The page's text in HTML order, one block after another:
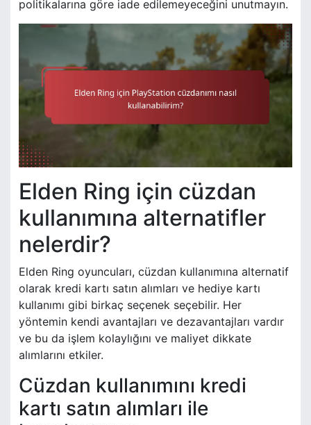
politikalarına göre iade edilemeyeceğini unutmayın.
Elden Ring için cüzdan
kullanımına alternatifler
nelerdir?
Elden Ring oyuncuları, cüzdan kullanımına alternatif
olarak kredi kartı satın alımları ve hediye kartı
kullanımı gibi birkaç seçenek seçebilir. Her
yöntemin kendi avantajları ve dezavantajları vardır
ve bu da işlem kolaylığını ve maliyet dikkate
alımlarını etkiler.
Cüzdan kullanımını kredi
kartı satın alımları ile